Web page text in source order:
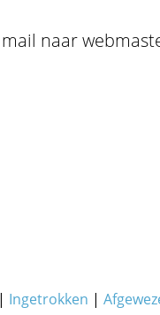
naar
| Ingetrokken |